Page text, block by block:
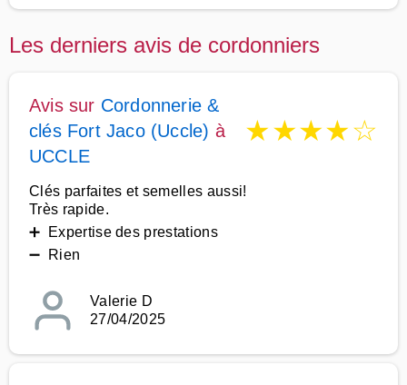
Les derniers avis de cordonniers
Avis sur Cordonnerie &
clés Fort Jaco (Uccle) à
UCCLE
★★★★☆
Clés parfaites et semelles aussi!
Très rapide.
➕ Expertise des prestations
➖ Rien
Valerie D
27/04/2025